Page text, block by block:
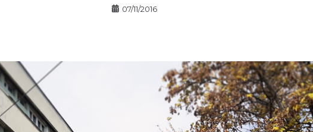
07/11/2016